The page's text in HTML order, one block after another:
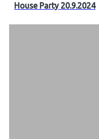
House Party 20.9.2024